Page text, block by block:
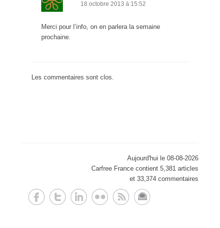
18 octobre 2013 à 15:52
Merci pour l’info, on en parlera la semaine
prochaine.
Les commentaires sont clos.
Aujourd'hui le 08-08-2026
Carfree France contient 5,381 articles
et 33,374 commentaires